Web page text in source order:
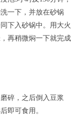
一下，并放在砂锅
下入砂锅中。用大火
再稍微焖一下就完成
碎，之后倒入豆浆
即可食用。